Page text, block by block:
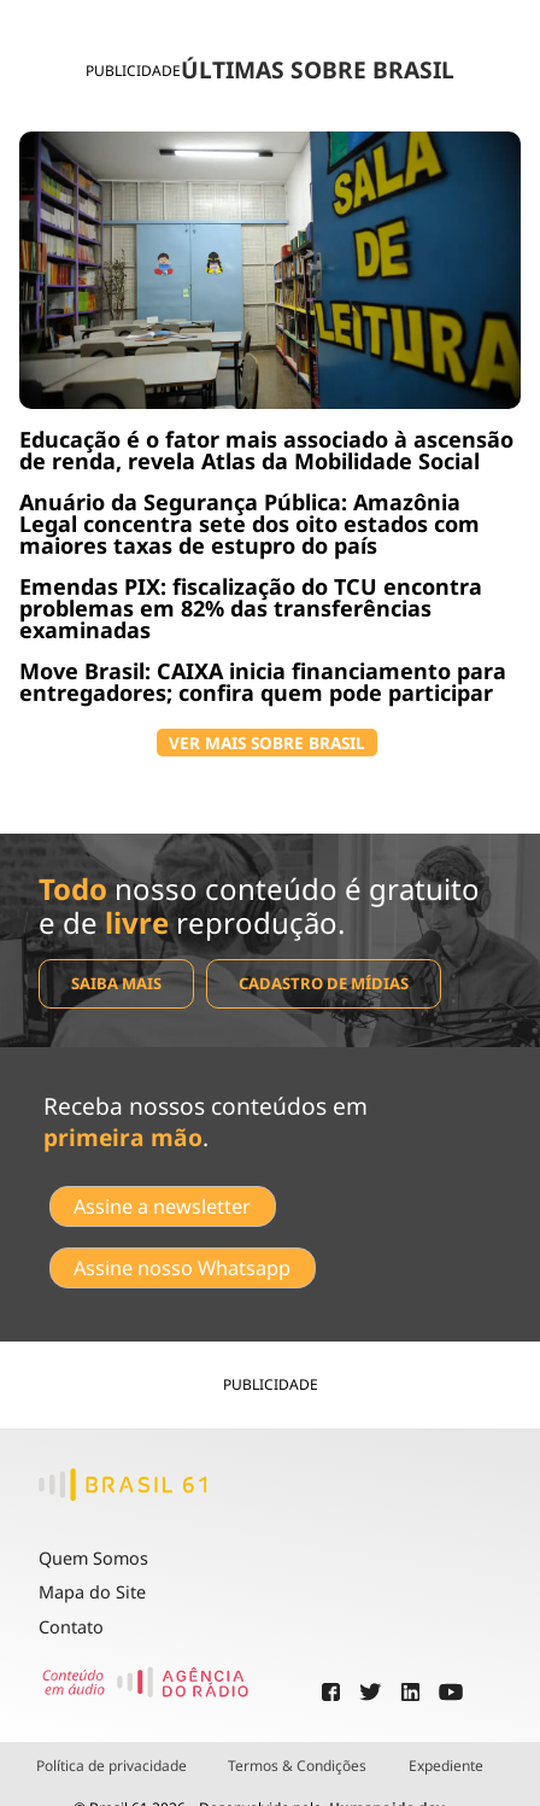
PUBLICIDADEÚLTIMAS SOBRE BRASIL
Educação é o fator mais associado à ascensão
de renda, revela Atlas da Mobilidade Social
Anuário da Segurança Pública: Amazônia
Legal concentra sete dos oito estados com
maiores taxas de estupro do país
Emendas PIX: fiscalização do TCU encontra
problemas em 82% das transferências
examinadas
Move Brasil: CAIXA inicia financiamento para
entregadores; confira quem pode participar
VER MAIS SOBRE BRASIL
Todo nosso conteúdo é gratuito
e de livrereprodução.
SAIBA MAIS CADASTRO DE MÍDIAS
Receba nossos conteúdos em
primeira mão.
Assine a newsletter
Assine nosso Whatsapp
PUBLICIDADE
Quem Somos
Mapa do Site
Contato
Política de privacidade Termos & Condições Expediente